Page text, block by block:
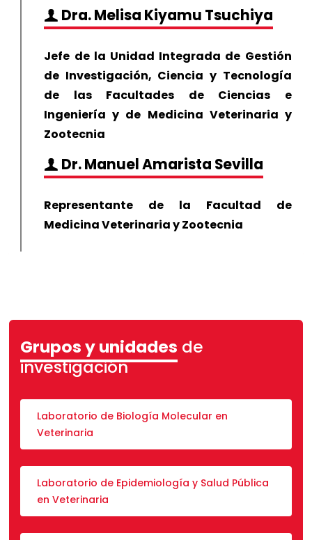
Dra.Melisa Kiyamu Tsuchiya
Jefe de la Unidad Integrada de Gestión
de Investigación, Ciencia y Tecnología
de las Facultades de Ciencias e
Ingeniería y de Medicina Veterinaria y
Zootecnia
Dr. Manuel Amarista Sevilla
Representante de la Facultad de
Medicina Veterinaria y Zootecnia
Bioinformática
Cambio climático, Ecología y Ambiente
Grupos y unidades de
investigación
Laboratorio de Biología Molecular en
Veterinaria
Laboratorio de Epidemiología y Salud Pública
en Veterinaria